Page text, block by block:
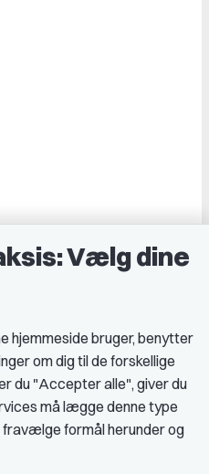
Vælg dine
hjemmeside bruger, benytter
om dig til de forskellige
du "Accepter alle", giver du
må lægge denne type
fravælge formål herunder og